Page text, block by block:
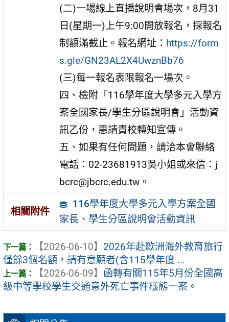
(二)一場線上直播說明會場次，8月31
日(星期一)上午9:00開放報名，採報名
制額滿截止。報名網址： https://form
s.gle/GN23AL2X4UwznBb76
(三)每一報名表限報名一場次。
四、檢附「116學年度大學多元入學方
案全國家長/學生分區說明會」活動資
訊乙份，惠請貴校轉知宣傳。
五、如果有任何問題，請洽本會聯絡
電話：02-23681913吳小姐或來信：j
bcrc@jbcrc.edu.tw。
相關附件
116學年度大學多元入學方案全國
家長、學生分區說明會活動資訊
【2026-06-10】 2026年赴歐洲海外教育旅行
僅餘3個名額，請有意願者(含115學年度 ...
【2026-06-09】 函轉有關115年5月份全國高
級中等學校學生交通意外死亡事件樣態一案。